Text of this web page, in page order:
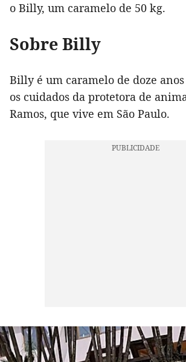
o Billy, um caramelo de 50 kg.
Sobre Billy
Billy é um caramelo de doze anos
os cuidados da protetora de
Ramos, que vive em São Paulo.